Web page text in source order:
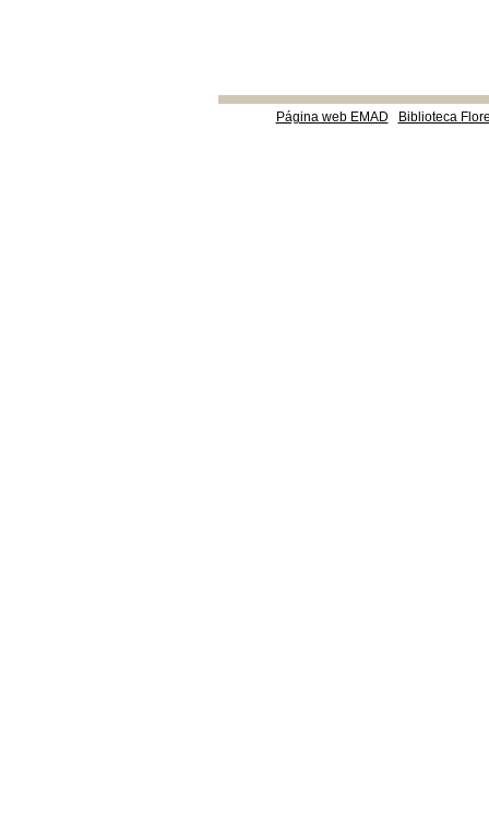
Página web EMAD Biblioteca